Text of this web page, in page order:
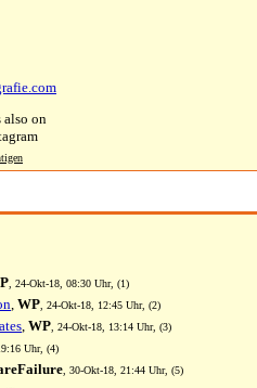
also on
, 24-Okt-18, 08:30 Uhr, (1)
, WP , 24-Okt-18, 12:45 Uhr, (2)
, WP , 24-Okt-18, 13:14 Uhr, (3)
Uhr, (4)
, 30-Okt-18, 21:44 Uhr, (5)